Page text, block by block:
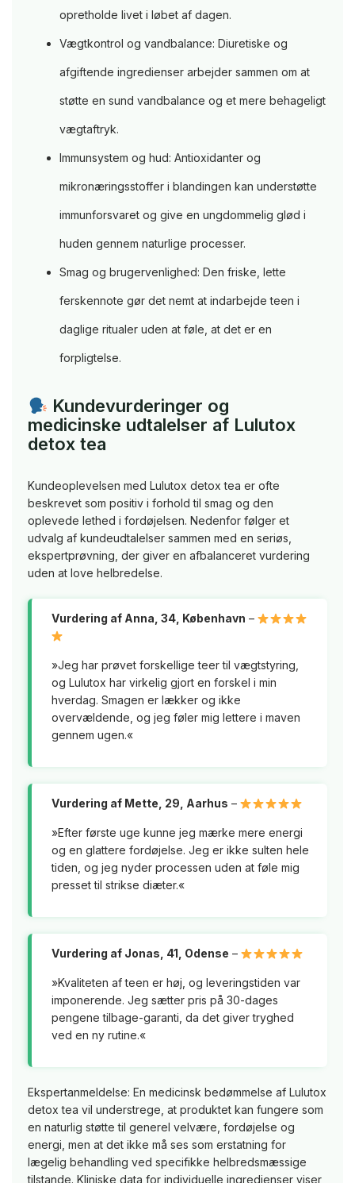
opretholde livet i løbet af dagen.
Vægtkontrol og vandbalance: Diuretiske og
afgiftende ingredienser arbejder sammen om at
støtte en sund vandbalance og et mere behageligt
vægtaftryk.
Immunsystem og hud: Antioxidanter og
mikronæringsstoffer i blandingen kan understøtte
immunforsvaret og give en ungdommelig glød i
huden gennem naturlige processer.
Smag og brugervenlighed: Den friske, lette
ferskennote gør det nemt at indarbejde teen i
daglige ritualer uden at føle, at det er en
forpligtelse.
Kundevurderinger og
medicinske udtalelser af Lulutox
detox tea
Kundeoplevelsen med Lulutox detox tea er ofte
beskrevet som positiv i forhold til smag og den
oplevede lethed i fordøjelsen. Nedenfor følger et
udvalg af kundeudtalelser sammen med en seriøs,
ekspertprøvning, der giver en afbalanceret vurdering
uden at love helbredelse.
Vurdering af Anna, 34, København –
»Jeg har prøvet forskellige teer til vægtstyring,
og Lulutox har virkelig gjort en forskel i min
hverdag. Smagen er lækker og ikke
overvældende, og jeg føler mig lettere i maven
gennem ugen.«
Vurdering af Mette, 29, Aarhus –
»Efter første uge kunne jeg mærke mere energi
og en glattere fordøjelse. Jeg er ikke sulten hele
tiden, og jeg nyder processen uden at føle mig
presset til strikse diæter.«
Vurdering af Jonas, 41, Odense –
»Kvaliteten af teen er høj, og leveringstiden var
imponerende. Jeg sætter pris på 30-dages
pengene tilbage-garanti, da det giver tryghed
ved en ny rutine.«
Ekspertanmeldelse: En medicinsk bedømmelse af Lulutox
detox tea vil understrege, at produktet kan fungere som
en naturlig støtte til generel velvære, fordøjelse og
energi, men at det ikke må ses som erstatning for
lægelig behandling ved specifikke helbredsmæssige
tilstande. Kliniske data for individuelle ingredienser viser,